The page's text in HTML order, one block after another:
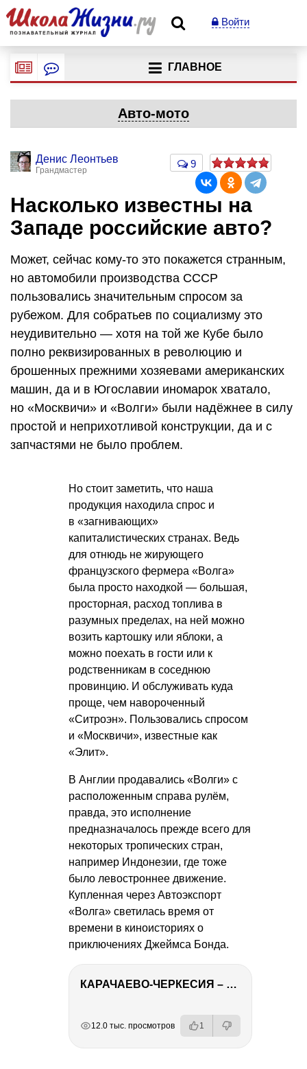
Войти
ГЛАВНОЕ
Авто-мото
Денис Леонтьев
Грандмастер
9
Насколько известны на
Западе российские авто?
Может, сейчас кому-то это покажется странным,
но автомобили производства СССР
пользовались значительным спросом за
рубежом. Для собратьев по социализму это
неудивительно — хотя на той же Кубе было
полно реквизированных в революцию и
брошенных прежними хозяевами американских
машин, да и в Югославии иномарок хватало,
но «Москвичи» и «Волги» были надёжнее в силу
простой и неприхотливой конструкции, да и с
запчастями не было проблем.
Но стоит заметить, что наша
продукция находила спрос и
в «загнивающих»
капиталистических странах. Ведь
для отнюдь не жирующего
французского фермера «Волга»
была просто находкой — большая,
просторная, расход топлива в
разумных пределах, на ней можно
возить картошку или яблоки, а
можно поехать в гости или к
родственникам в соседнюю
провинцию. И обслуживать куда
проще, чем навороченный
«Ситроэн». Пользовались спросом
и «Москвичи», известные как
«Элит».
В Англии продавались «Волги» с
расположенным справа рулём,
правда, это исполнение
предназначалось прежде всего для
некоторых тропических стран,
например Индонезии, где тоже
было левостроннее движение.
Купленная через Автоэкспорт
«Волга» светилась время от
времени в киноисториях о
приключениях Джеймса Бонда.
КАРАЧАЕВО-ЧЕРКЕСИЯ – ПУТЕШЕСТВИЕ НА КАВКАЗ часть 2
12.0 тыс. просмотров 1